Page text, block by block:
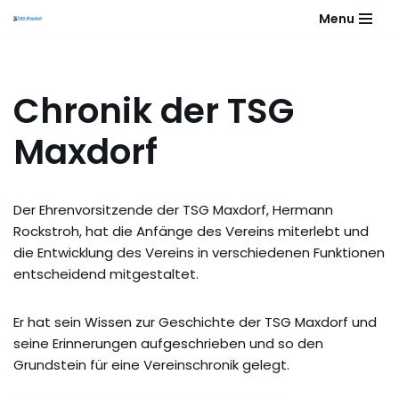
Menu
Chronik der TSG
Maxdorf
Der Ehrenvorsitzende der TSG Maxdorf, Hermann
Rockstroh, hat die Anfänge des Vereins miterlebt und
die Entwicklung des Vereins in verschiedenen Funktionen
entscheidend mitgestaltet.
Er hat sein Wissen zur Geschichte der TSG Maxdorf und
seine Erinnerungen aufgeschrieben und so den
Grundstein für eine Vereinschronik gelegt.